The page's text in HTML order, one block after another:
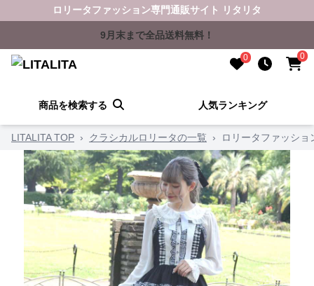
ロリータファッション専門通販サイト リタリタ
9月末まで全品送料無料！
0 0
商品を検索する 人気ランキング
LITALITA TOP › クラシカルロリータの一覧 › ロリータファッシ